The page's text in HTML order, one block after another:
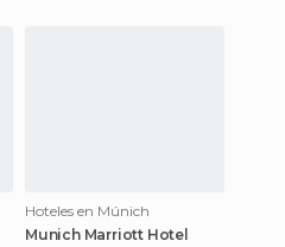
Hoteles en Múnich
Munich Marriott Hotel